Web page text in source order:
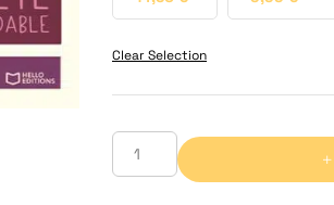
Clear Selection